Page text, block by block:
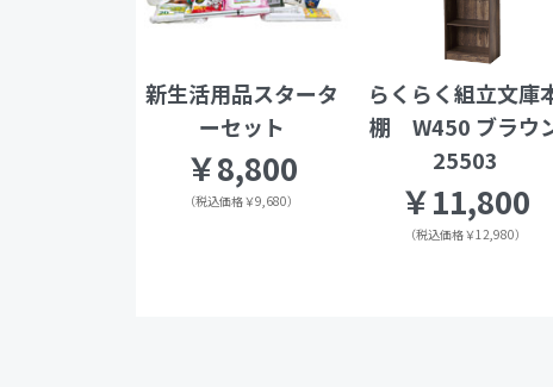
新生活用品スタータ
ーセット
￥8,800
（税込価格￥9,680）
らくらく組立文庫
棚 W450 ブラウ
25503
￥11,800
（税込価格￥12,980）